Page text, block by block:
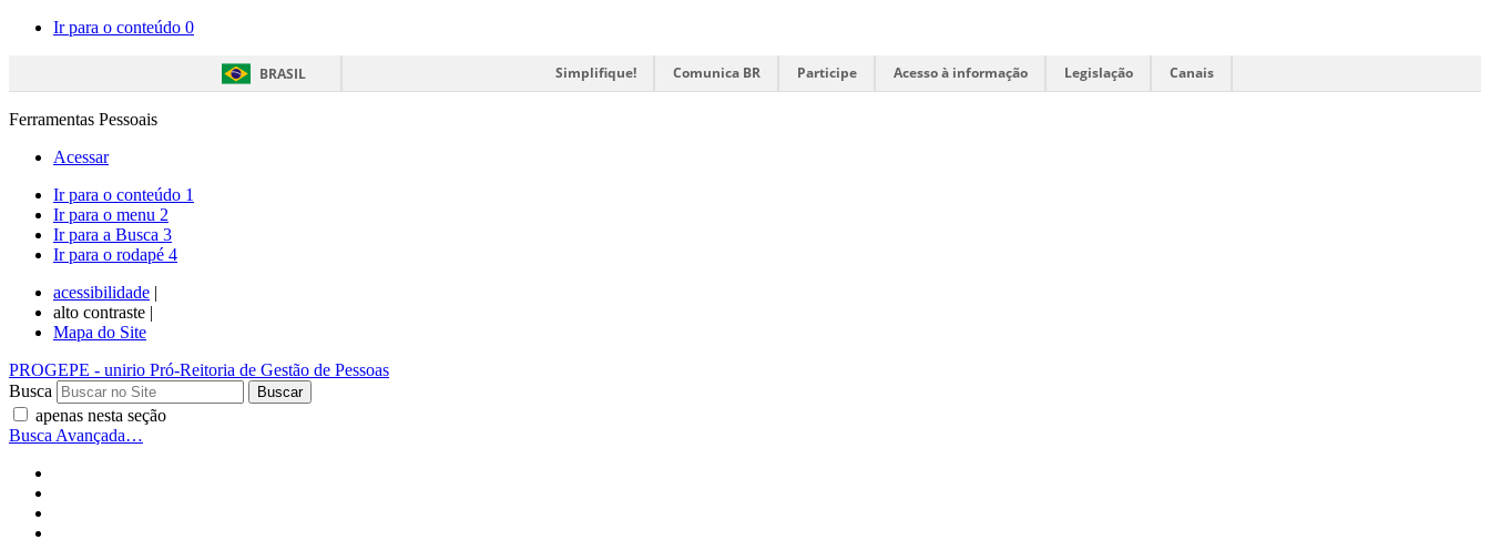
Ir para o conteúdo 0
BRASIL Simplifique! Comunica BR Participe Acesso à informação Legislação Canais
Ferramentas Pessoais
Acessar
Ir para o conteúdo 1
Ir para o menu 2
Ir para a Busca 3
Ir para o rodapé 4
acessibilidade |
alto contraste |
Mapa do Site
PROGEPE - unirio Pró-Reitoria de Gestão de Pessoas
Busca
apenas nesta seção
Busca Avançada…